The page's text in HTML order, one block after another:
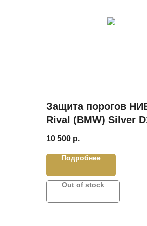
Защита порогов
Rival (BMW) Silver
10 500 р.
Подробнее
Out of stock